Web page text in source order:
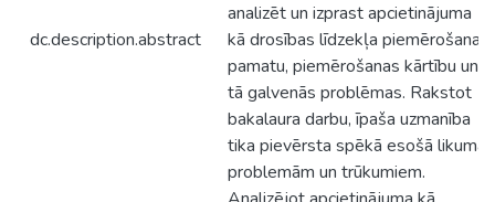
dc.description.abstract
analizēt un izprast apcietinājuma
kā drosības līdzekļa piemērošanas
pamatu, piemērošanas kārtību un
tā galvenās problēmas. Rakstot
bakalaura darbu, īpaša uzmanība
tika pievērsta spēkā esošā likuma
problemām un trūkumiem.